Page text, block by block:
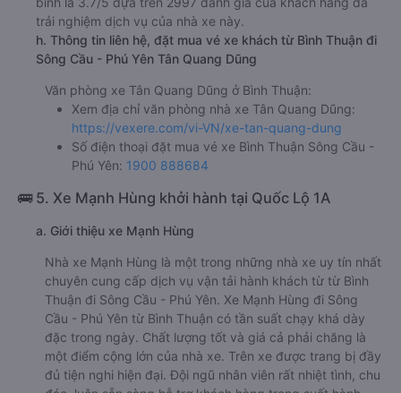
g. Review, đánh giá chất lượng xe Tân Quang Dũng
Nhà xe Tân Quang Dũng được đánh giá với số điểm trung
bình là 3.7/5 dựa trên 2997 đánh giá của khách hàng đã
trải nghiệm dịch vụ của nhà xe này.
h. Thông tin liên hệ, đặt mua vé xe khách từ Bình Thuận đi
Sông Cầu - Phú Yên Tân Quang Dũng
Văn phòng xe Tân Quang Dũng ở Bình Thuận:
Xem địa chỉ văn phòng nhà xe Tân Quang Dũng:
https://vexere.com/vi-VN/xe-tan-quang-dung
Số điện thoại đặt mua vé xe Bình Thuận Sông Cầu -
Phú Yên: 1900 888684
🚌 5. Xe Mạnh Hùng khởi hành tại Quốc Lộ 1A
a. Giới thiệu xe Mạnh Hùng
Nhà xe Mạnh Hùng là một trong những nhà xe uy tín nhất
chuyên cung cấp dịch vụ vận tải hành khách từ từ Bình
Thuận đi Sông Cầu - Phú Yên. Xe Mạnh Hùng đi Sông
Cầu - Phú Yên từ Bình Thuận có tần suất chạy khá dày